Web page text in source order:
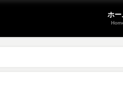
ホー